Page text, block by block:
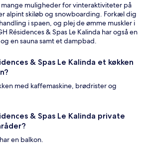
muligheder for vinteraktiviteter på
alpint skiløb og snowboarding. Forkæl dig
i spaen, og plej de ømme muskler i
Résidences & Spas Le Kalinda har også en
en sauna samt et dampbad.
& Spas Le Kalinda et køkken
med kaffemaskine, brødrister og
& Spas Le Kalinda private
en balkon.